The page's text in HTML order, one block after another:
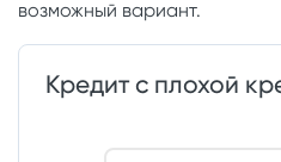
возможный вариант.
Кредит с плохой